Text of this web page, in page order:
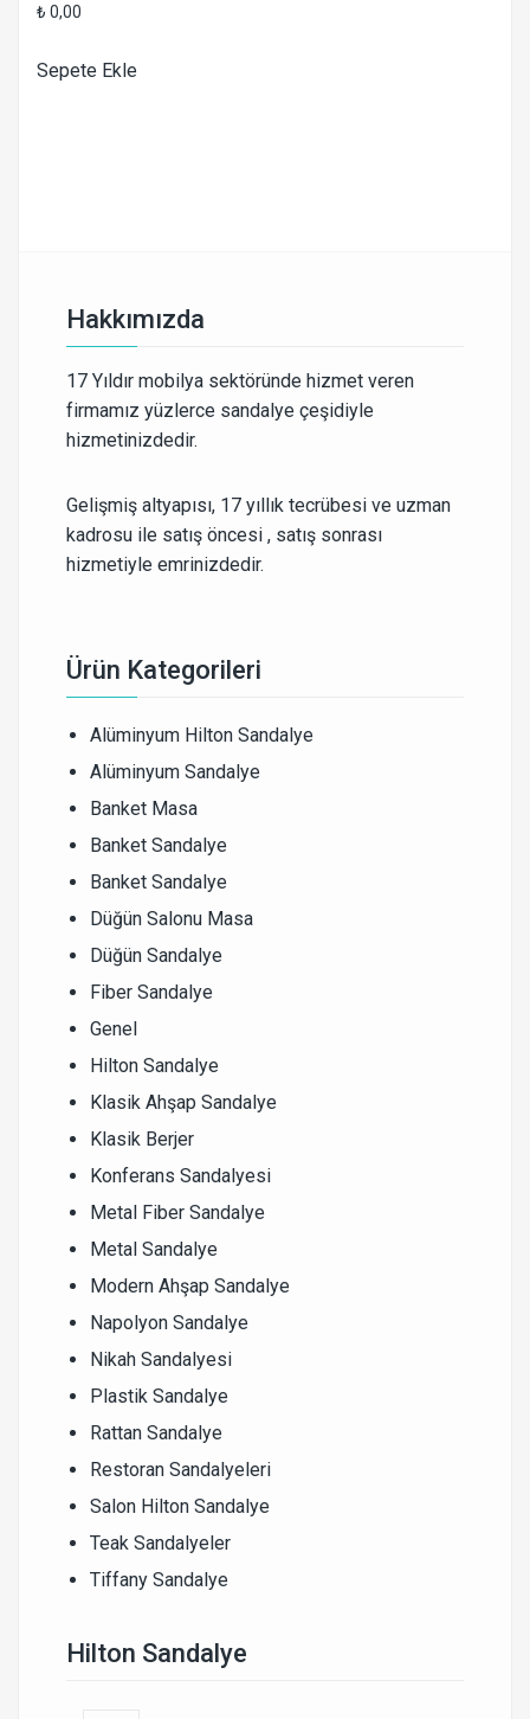
₺ 0,00
Sepete Ekle
Hakkımızda
17 Yıldır mobilya sektöründe hizmet veren
firmamız yüzlerce sandalye çeşidiyle
hizmetinizdedir.
Gelişmiş altyapısı, 17 yıllık tecrübesi ve uzman
kadrosu ile satış öncesi , satış sonrası
hizmetiyle emrinizdedir.
Ürün Kategorileri
Alüminyum Hilton Sandalye
Alüminyum Sandalye
Banket Masa
Banket Sandalye
Banket Sandalye
Düğün Salonu Masa
Düğün Sandalye
Fiber Sandalye
Genel
Hilton Sandalye
Klasik Ahşap Sandalye
Klasik Berjer
Konferans Sandalyesi
Metal Fiber Sandalye
Metal Sandalye
Modern Ahşap Sandalye
Napolyon Sandalye
Nikah Sandalyesi
Plastik Sandalye
Rattan Sandalye
Restoran Sandalyeleri
Salon Hilton Sandalye
Teak Sandalyeler
Tiffany Sandalye
Hilton Sandalye